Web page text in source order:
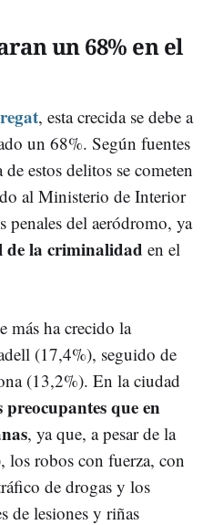
un 68% en el
, esta crecida se debe a
un 68%. Según fuentes
estos delitos se cometen
al Ministerio de Interior
del aeródromo, ya
de la criminalidad en el
más ha crecido la
(17,4%), seguido de
(13,2%). En la ciudad
preocupantes que en
, ya que, a pesar de la
los robos con fuerza, con
de drogas y los
de lesiones y riñas